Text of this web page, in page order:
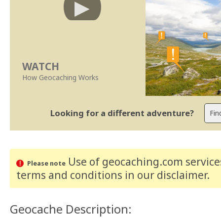
WATCH
How Geocaching Works
Looking for a different adventure?
Please noteUse of geocaching.com
terms and conditions in our disclaimer.
Geocache Description: